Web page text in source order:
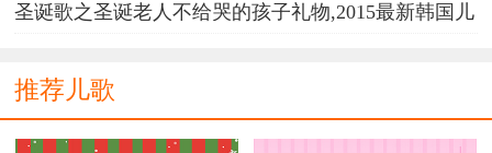
圣诞歌之圣诞老人不给哭的孩子礼物,2015最新韩国儿
推荐儿歌